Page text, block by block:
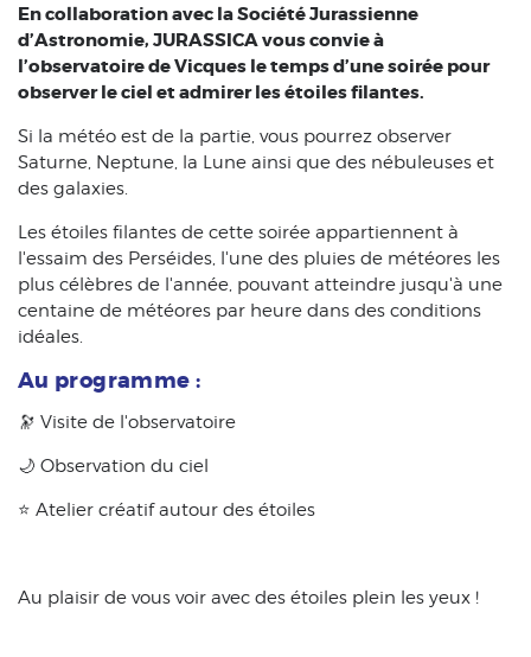
En collaboration avec la Société Jurassienne
d’Astronomie, JURASSICA vous convie à
l’observatoire de Vicques le temps d’une soirée pour
observer le ciel et admirer les étoiles filantes.
Si la météo est de la partie, vous pourrez observer
Saturne, Neptune, la Lune ainsi que des nébuleuses et
des galaxies.
Les étoiles filantes de cette soirée appartiennent à
l'essaim des Perséides, l'une des pluies de météores les
plus célèbres de l'année, pouvant atteindre jusqu'à une
centaine de météores par heure dans des conditions
idéales.
Au programme :
🔭 Visite de l'observatoire
🌙 Observation du ciel
⭐ Atelier créatif autour des étoiles
Au plaisir de vous voir avec des étoiles plein les yeux !